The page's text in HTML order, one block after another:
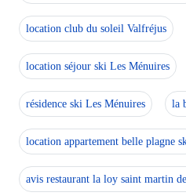
location club du soleil Valfréjus
location séjour ski Les Ménuires
résidence ski Les Ménuires la
location appartement belle plagne
avis restaurant la loy saint martin